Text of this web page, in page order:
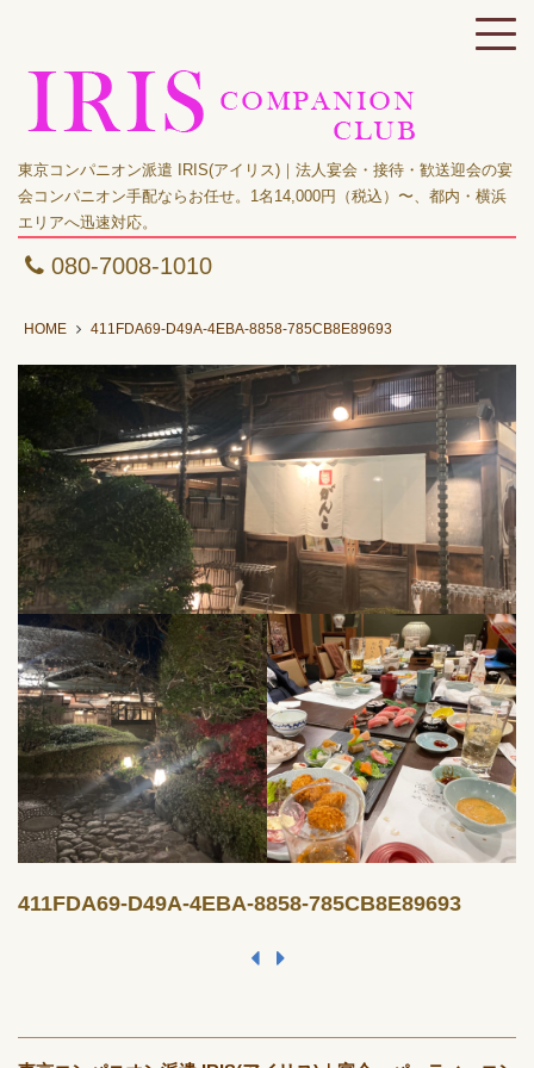
東京コンパニオン派遣 IRIS(アイリス)｜法人宴会・接待・歓送迎会の宴
会コンパニオン手配ならお任せ。1名14,000円（税込）〜、都内・横浜
エリアへ迅速対応。
080-7008-1010
HOME 411FDA69-D49A-4EBA-8858-785CB8E89693
411FDA69-D49A-4EBA-8858-785CB8E89693